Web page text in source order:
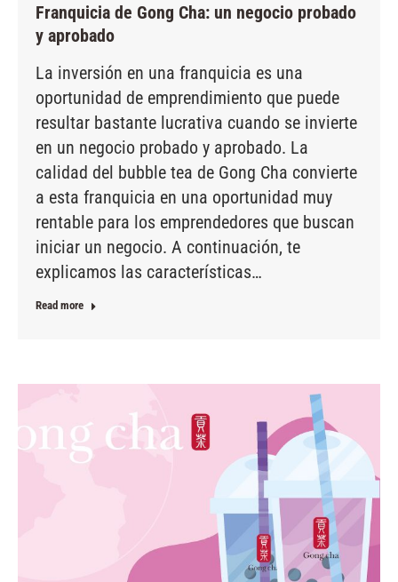
Franquicia de Gong Cha: un negocio probado
y aprobado
La inversión en una franquicia es una
oportunidad de emprendimiento que puede
resultar bastante lucrativa cuando se invierte
en un negocio probado y aprobado. La
calidad del bubble tea de Gong Cha convierte
a esta franquicia en una oportunidad muy
rentable para los emprendedores que buscan
iniciar un negocio. A continuación, te
explicamos las características…
Read more